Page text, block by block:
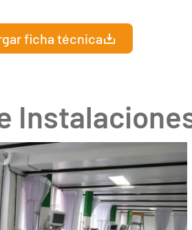
ficha técnica